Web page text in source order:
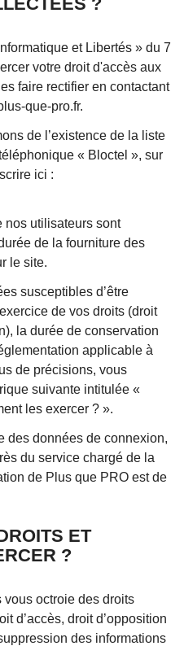
et Libertés » du 7
votre droit d'accès aux
faire rectifier en contactant
que-pro.fr.
de l’existence de la liste
« Bloctel », sur
ici :
nos utilisateurs sont
de la fourniture des
le site.
susceptibles d’être
de vos droits (droit
la durée de conservation
applicable à
de précisions, vous
suivante intitulée «
les exercer ? ».
des données de connexion,
du service chargé de la
de Plus que PRO est de
ET
?
vous octroie des droits
d’accès, droit d’opposition
des informations